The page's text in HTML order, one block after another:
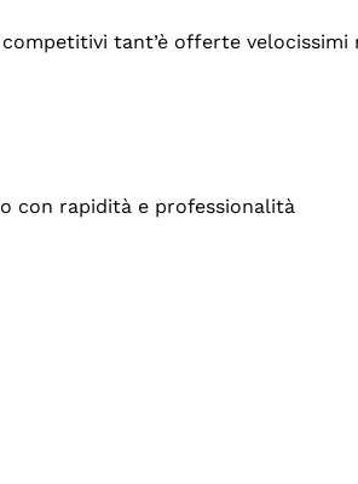
tant’è offerte velocissimi
con rapidità e professionalità